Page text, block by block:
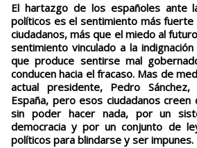
El hartazgo de los españoles ante
políticos es el sentimiento más
ciudadanos, más que el miedo al
sentimiento vinculado a la
que produce sentirse mal
conducen hacia el fracaso. Mas de
actual presidente, Pedro
España, pero esos ciudadanos
sin poder hacer nada, por un
democracia y por un conjunto de
políticos para blindarse y ser impunes.